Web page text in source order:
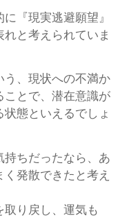
『現実逃避願望』
と考えられていま
う、現状への不満か
ことで、潜在意識が
態といえるでしょ
持ちだったなら、あ
発散できたと考え
取り戻し、運気も